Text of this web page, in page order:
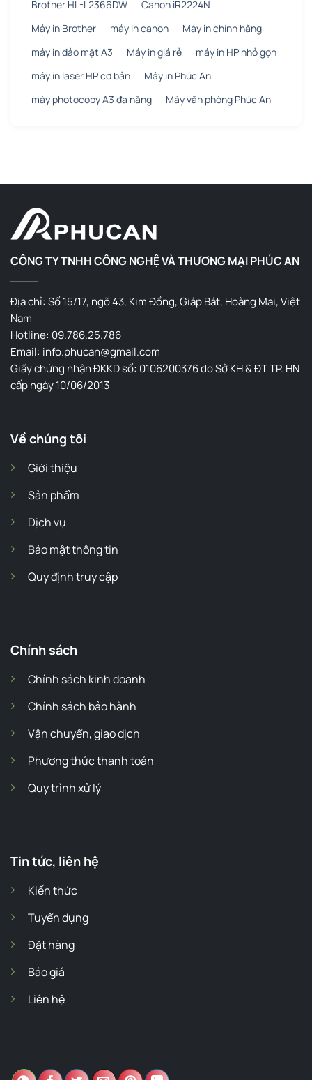
Brother HL-L2366DW
Canon iR2224N
Máy in Brother
máy in canon
Máy in chính hãng
máy in đảo mặt A3
Máy in giá rẻ
máy in HP nhỏ gọn
máy in laser HP cơ bản
Máy in Phúc An
máy photocopy A3 đa năng
Máy văn phòng Phúc An
CÔNG TY TNHH CÔNG NGHỆ VÀ THƯƠNG MẠI PHÚC AN
Địa chỉ: Số 15/17, ngõ 43, Kim Đồng, Giáp Bát, Hoàng Mai, Việt
Nam
Hotline: 09.786.25.786
Email: info.phucan@gmail.com
Giấy chứng nhận ĐKKD số: 0106200376 do Sở KH & ĐT TP. HN
cấp ngày 10/06/2013
Về chúng tôi
Giới thiệu
Sản phẩm
Dịch vụ
Bảo mật thông tin
Quy định truy cập
Chính sách
Chính sách kinh doanh
Chính sách bảo hành
Vận chuyển, giao dịch
Phương thức thanh toán
Quy trình xử lý
Tin tức, liên hệ
Kiến thức
Tuyển dụng
Đặt hàng
Báo giá
Liên hệ